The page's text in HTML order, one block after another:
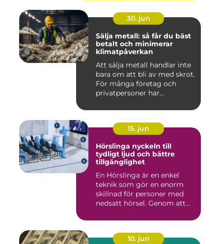
30. jun
Sälja metall: så får du bäst
betalt och minimerar
klimatpåverkan
Att sälja metall handlar inte
bara om att bli av med skrot.
För många företag och
privatpersoner har...
15. jun
Hörslinga nyckeln till
tydligt ljud och bättre
tillgänglighet
En Hörslinga är en enkel
teknik som gör en enorm
skillnad för personer med
nedsatt hörsel. Genom att...
10. jun